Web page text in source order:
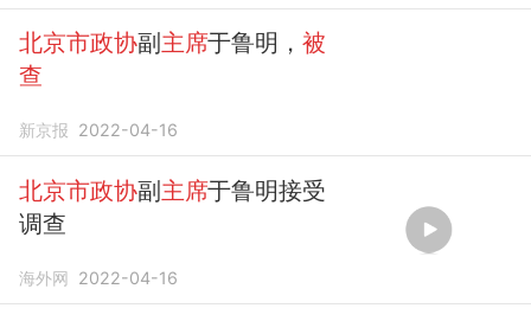
北京市政协副主席于鲁明， 被
查
新京报 2022-04-16
北京市政协副主席于鲁明接受
调查
海外网 2022-04-16